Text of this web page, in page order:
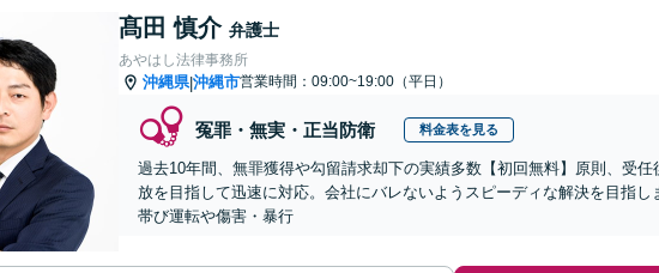
髙田 慎介 弁護士
あやはし法律事務所
沖縄県|沖縄市営業時間：09:00~19:00（平日）
冤罪・無実・正当防衛 料金表を見る
過去10年間、無罪獲得や勾留請求却下の実績多数【初回無料】原則、受
放を目指して迅速に対応。会社にバレないようスピーディな解決を目指
帯び運転や傷害・暴行